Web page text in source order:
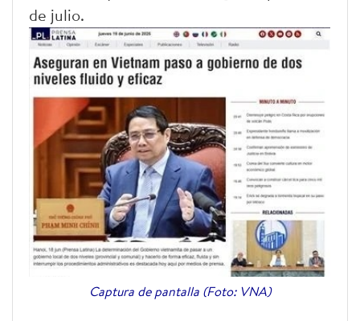
de julio.
Captura de pantalla (Foto: VNA)